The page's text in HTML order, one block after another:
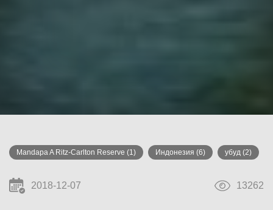
Mandapa A Ritz-Carlton Reserve (1) Индонезия (6) убуд (2)
2018-12-07 13262